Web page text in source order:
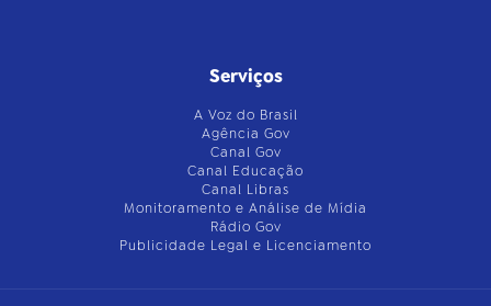
Serviços
A Voz do Brasil
Agência Gov
Canal Gov
Canal Educação
Canal Libras
Monitoramento e Análise de Mídia
Rádio Gov
Publicidade Legal e Licenciamento